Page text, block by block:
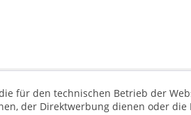
für den technischen Betrieb der
der Direktwerbung dienen oder